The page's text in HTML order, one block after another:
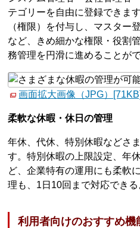
テゴリーを自由に登録できま
（権限）を付与し、マスター
など、きめ細かな権限・役割
務管理を円滑に進めることがで
画面拡大画像（JPG）[71KB]
柔軟な休暇・休日の管理
年休、代休、特別休暇などさ
す。特別休暇の上限設定、年
ど、企業特有の運用にも柔軟
理も、1日10回まで対応できる
利用者向けのおすすめ機